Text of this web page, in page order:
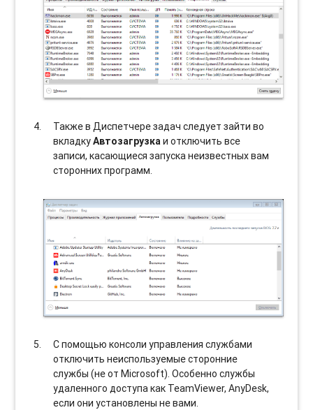
Также в Диспетчере задач следует зайти во
вкладкуАвтозагрузкаи отключить все
записи, касающиеся запуска неизвестных вам
сторонних программ.
С помощью консоли управления службами
отключить неиспользуемые сторонние
службы (не от Microsoft). Особенно службы
удаленного доступа как TeamViewer, AnyDesk,
если они установлены не вами.